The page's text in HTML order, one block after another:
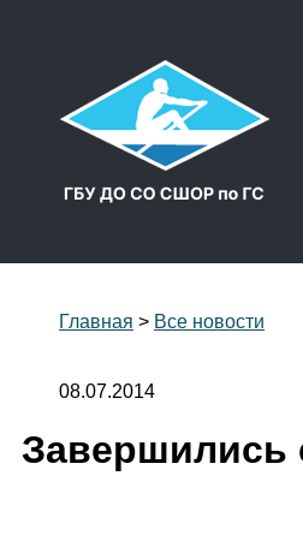
Главная > Все новости
08.07.2014
Завершились